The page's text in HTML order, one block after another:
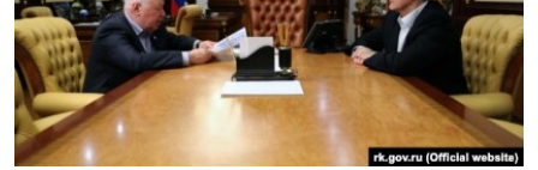
ПОБЕДИТЕЛЕЙ НЕ СУДЯТ?
КРЫМ.НЕПОКОРЕННЫЙ
ELIFBE
УКРАИНСКАЯ ПРОБЛЕМА КРЫМА
ПРИСОЕДИНЯЙТЕСЬ!